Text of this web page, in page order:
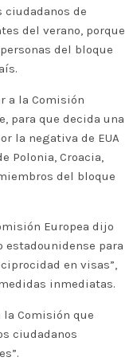
ciudadanos de
del verano, porque
del bloque
a la Comisión
para que decida una
la negativa de EUA
Polonia, Croacia,
del bloque
Europea dijo
para
en visas”,
inmediatas.
la Comisión que
ciudadanos